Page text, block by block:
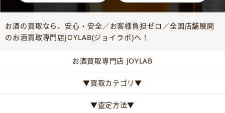
お酒の買取なら、安心・安全／お客様負担ゼロ／全国店舗展開
のお酒買取専門店JOYLAB(ジョイラボ)へ！
お酒買取専門店 JOYLAB
▼買取カテゴリ▼
▼査定方法▼